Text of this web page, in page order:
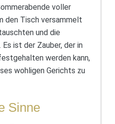
voller
den Tisch versammelt
und die
ist der Zauber, der in
werden kann,
wohligen Gerichts zu
Sinne